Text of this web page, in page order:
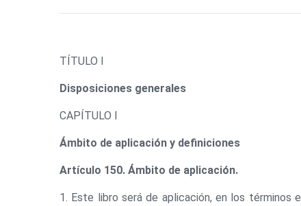
TÍTULO I
Disposiciones generales
CAPÍTULO I
Ámbito de aplicación y definiciones
Artículo 150. Ámbito de aplicación.
1. Este libro será de aplicación, en los